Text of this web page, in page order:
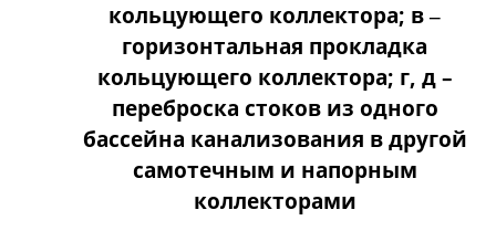
кольцующего коллектора; в ‒
горизонтальная прокладка
кольцующего коллектора; г, д –
переброска стоков из одного
бассейна канализования в другой
самотечным и напорным
коллекторами